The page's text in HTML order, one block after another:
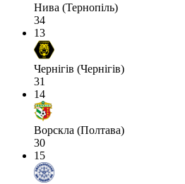
Нива (Тернопіль)
34
13
Чернігів (Чернігів)
31
14
Ворскла (Полтава)
30
15